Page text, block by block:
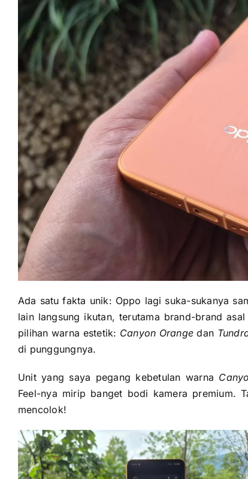
Ada satu fakta unik: Oppo lagi suka-sukanya
lain langsung ikutan, terutama brand-brand
pilihan warna estetik: Canyon Orange dan
di punggungnya.
Unit yang saya pegang kebetulan warna
Feel-nya mirip banget bodi kamera premium.
mencolok!